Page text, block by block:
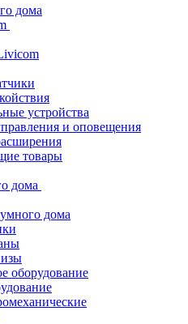
дома
устройства
и оповещения
товары
дома
дома
оборудование